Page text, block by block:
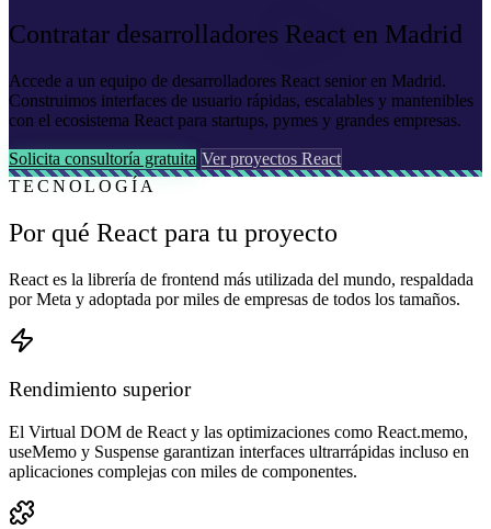
Contratar desarrolladores React en Madrid
Accede a un equipo de desarrolladores React senior en Madrid.
Construimos interfaces de usuario rápidas, escalables y mantenibles
con el ecosistema React para startups, pymes y grandes empresas.
Solicita consultoría gratuita Ver proyectos React
TECNOLOGÍA
Por qué React para tu proyecto
React es la librería de frontend más utilizada del mundo, respaldada
por Meta y adoptada por miles de empresas de todos los tamaños.
Rendimiento superior
El Virtual DOM de React y las optimizaciones como React.memo,
useMemo y Suspense garantizan interfaces ultrarrápidas incluso en
aplicaciones complejas con miles de componentes.